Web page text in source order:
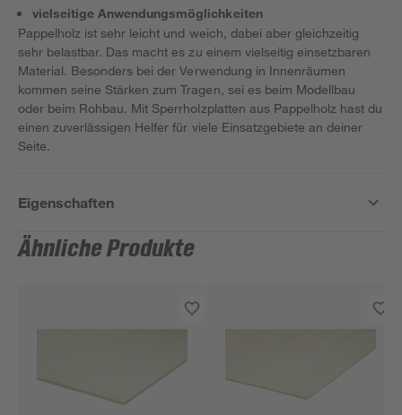
vielseitige Anwendungsmöglichkeiten
Pappelholz ist sehr leicht und weich, dabei aber gleichzeitig
sehr belastbar. Das macht es zu einem vielseitig einsetzbaren
Material. Besonders bei der Verwendung in Innenräumen
kommen seine Stärken zum Tragen, sei es beim Modellbau
oder beim Rohbau. Mit Sperrholzplatten aus Pappelholz hast du
einen zuverlässigen Helfer für viele Einsatzgebiete an deiner
Seite.
Eigenschaften
Ähnliche Produkte